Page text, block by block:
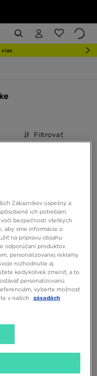
viac
Filtrovať
II PREMIUM
– najnižšia cena
Zákazníkov úspešný a
ich potrebám.
bezpečnosti všetkých
aby sme informácie o
na prípravu obsahu
odporúčaní produktov
personalizovanej reklamy
rozhodnutie aj
kedykoľvek zmeniť, a to
personalizovanú
vyberte možnosť
v našich
zásadách